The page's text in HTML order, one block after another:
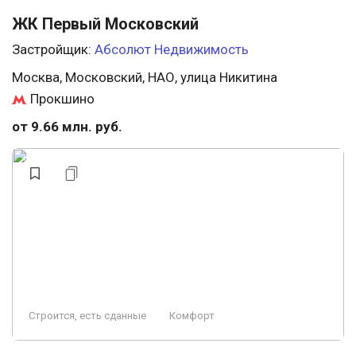
ЖК Первый Московский
Застройщик: Абсолют Недвижимость
Москва, Московский, НАО, улица Никитина
Прокшино
от 9.66 млн. руб.
Строится, есть сданные Комфорт